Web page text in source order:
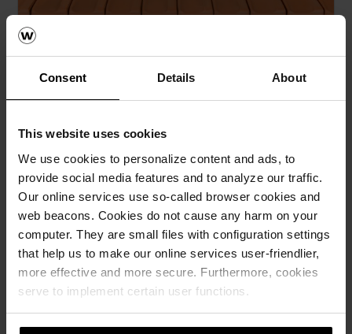
Consent Details About
This website uses cookies
We use cookies to personalize content and ads, to
provide social media features and to analyze our traffic.
Our online services use so-called browser cookies and
web beacons. Cookies do not cause any harm on your
computer. They are small files with configuration settings
that help us to make our online services user-friendlier,
more effective and more secure. Furthermore, cookies
serve to implement certain user functions.
Калкулатори за Tondach покрив
Бесплатна пресметка на материјалот
Бесплатен примерок на ќерамида
How-to видеа
материјали